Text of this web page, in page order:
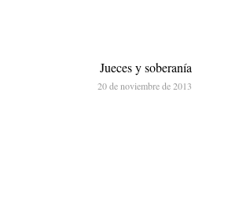
Jueces y soberanía
20 de noviembre de 2013